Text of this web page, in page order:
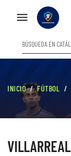

INICIO FÚTBOL
VILLARREAL